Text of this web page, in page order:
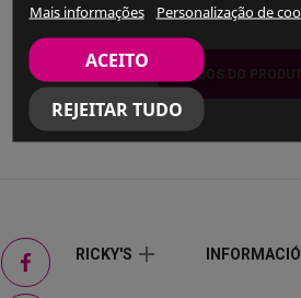
DADOS DO
RICKY'S add
Facebook
Mais informações
Personalização de
REJEITAR TUDO
ACEITO